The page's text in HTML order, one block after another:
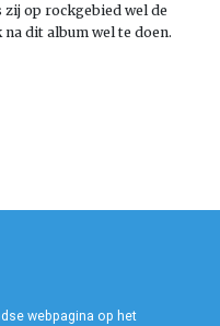
op rockgebied wel de
dit album wel te doen.
webpagina op het